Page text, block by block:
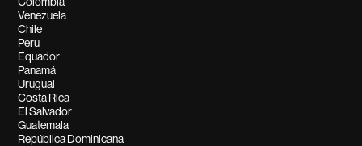
Venezuela
Chile
Peru
Equador
Panamá
Uruguai
Costa Rica
El Salvador
Guatemala
República Dominicana